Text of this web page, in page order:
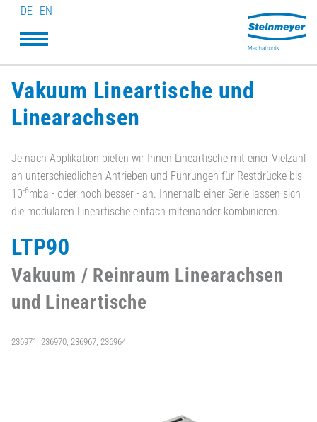
DE EN
Vakuum Lineartische und
Linearachsen
Je nach Applikation bieten wir Ihnen Lineartische mit einer Vielzahl
an unterschiedlichen Antrieben und Führungen für Restdrücke bis
10-6mba - oder noch besser - an. Innerhalb einer Serie lassen sich
die modularen Lineartische einfach miteinander kombinieren.
LTP90
Vakuum / Reinraum Linearachsen
und Lineartische
236971, 236970, 236967, 236964